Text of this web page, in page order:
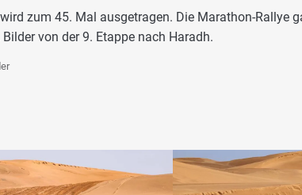
zum 45. Mal ausgetragen. Die Marathon-Rallye
von der 9. Etappe nach Haradh.